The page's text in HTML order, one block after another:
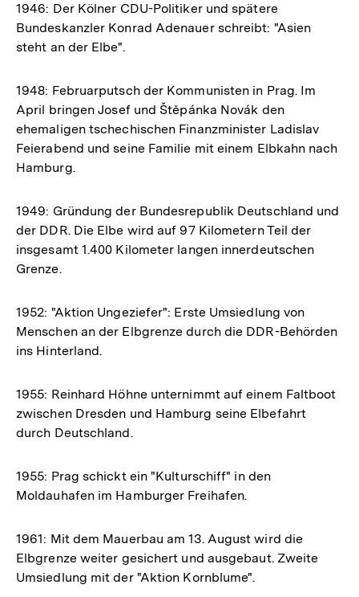
1946: Der Kölner CDU-Politiker und spätere
Bundeskanzler Konrad Adenauer schreibt: "Asien
steht an der Elbe".
1948: Februarputsch der Kommunisten in Prag. Im
April bringen Josef und Štĕpánka Novák den
ehemaligen tschechischen Finanzminister Ladislav
Feierabend und seine Familie mit einem Elbkahn nach
Hamburg.
1949: Gründung der Bundesrepublik Deutschland und
der DDR. Die Elbe wird auf 97 Kilometern Teil der
insgesamt 1.400 Kilometer langen innerdeutschen
Grenze.
1952: "Aktion Ungeziefer": Erste Umsiedlung von
Menschen an der Elbgrenze durch die DDR-Behörden
ins Hinterland.
1955: Reinhard Höhne unternimmt auf einem Faltboot
zwischen Dresden und Hamburg seine Elbefahrt
durch Deutschland.
1955: Prag schickt ein "Kulturschiff" in den
Moldauhafen im Hamburger Freihafen.
1961: Mit dem Mauerbau am 13. August wird die
Elbgrenze weiter gesichert und ausgebaut. Zweite
Umsiedlung mit der "Aktion Kornblume".